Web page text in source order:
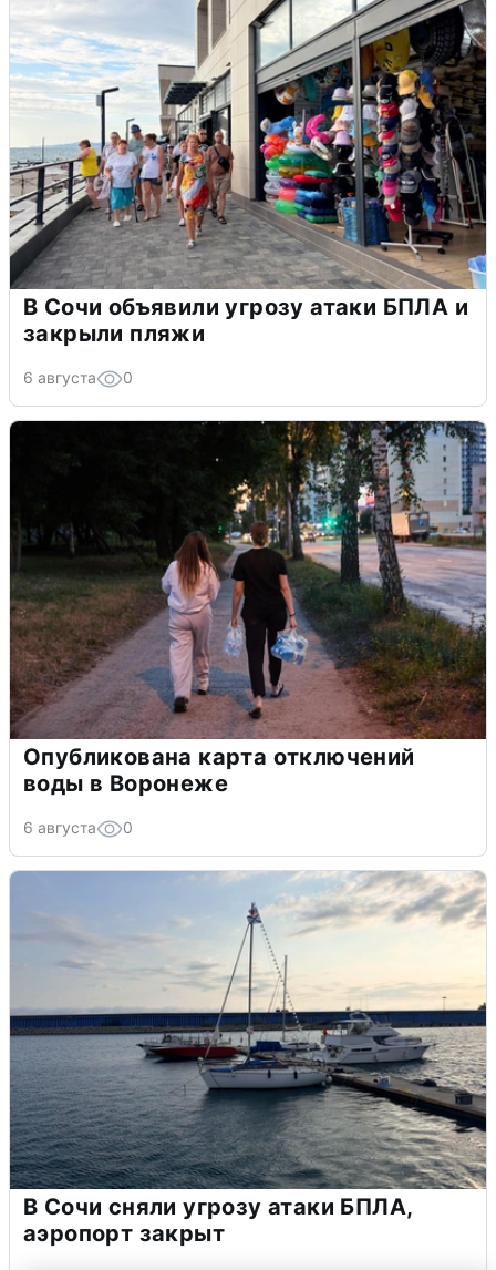
В Сочи объявили угрозу атаки БПЛА и
закрыли пляжи
6 августа 0
Опубликована карта отключений
воды в Воронеже
6 августа 0
В Сочи сняли угрозу атаки БПЛА,
аэропорт закрыт